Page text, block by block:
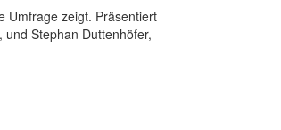
Umfrage zeigt. Präsentiert
Stephan Duttenhöfer,